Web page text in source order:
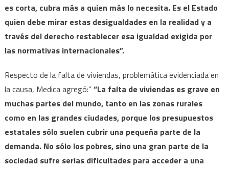
es corta, cubra más a quien más lo necesita. Es el Estado
quien debe mirar estas desigualdades en la realidad y a
través del derecho restablecer esa igualdad exigida por
las normativas internacionales”.
Respecto de la falta de viviendas, problemática evidenciada en
la causa, Medica agregó:”“La falta de viviendas es grave en
muchas partes del mundo, tanto en las zonas rurales
como en las grandes ciudades, porque los presupuestos
estatales sólo suelen cubrir una pequeña parte de la
demanda. No sólo los pobres, sino una gran parte de la
sociedad sufre serias dificultades para acceder a una